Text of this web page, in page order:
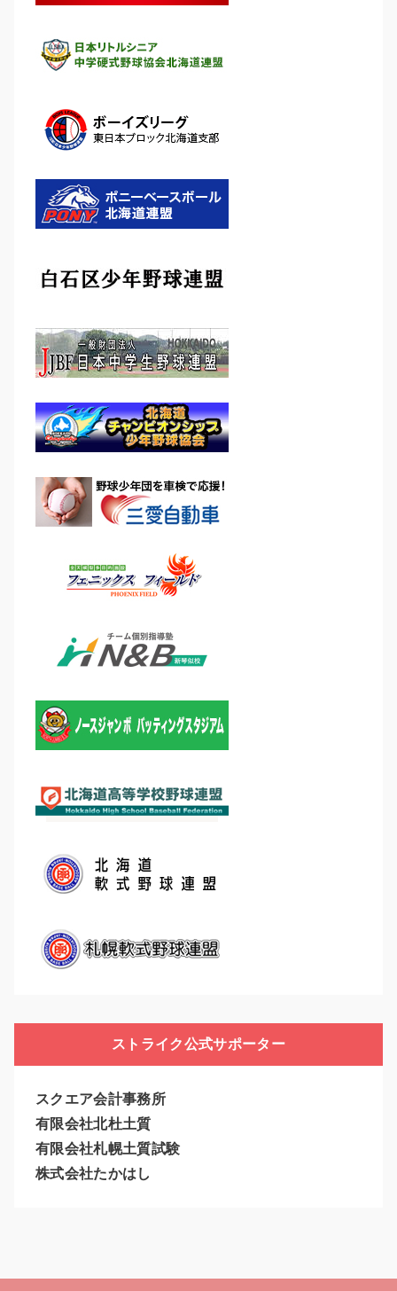
ストライク公式サポーター
スクエア会計事務所
有限会社北杜土質
有限会社札幌土質試験
株式会社たかはし